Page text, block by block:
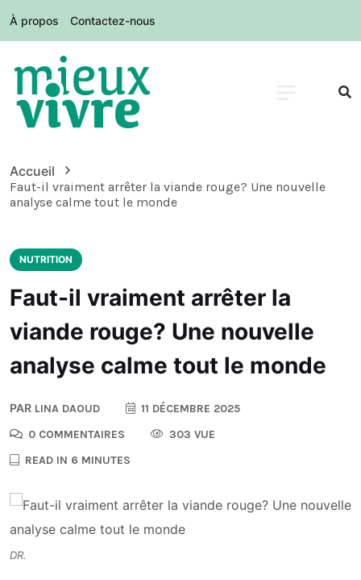
À propos Contactez-nous
Accueil
Faut-il vraiment arrêter la viande rouge? Une nouvelle
analyse calme tout le monde
NUTRITION
Faut-il vraiment arrêter la
viande rouge? Une nouvelle
analyse calme tout le monde
PAR LINA DAOUD
11 DÉCEMBRE 2025
0 COMMENTAIRES
303 VUE
READ IN 6 MINUTES
DR.